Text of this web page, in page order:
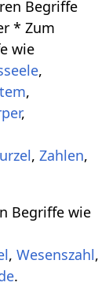
Begriffe
* Zum
wie
,
,
,
, Zahlen,
Begriffe wie
,Wesenszahl,
.